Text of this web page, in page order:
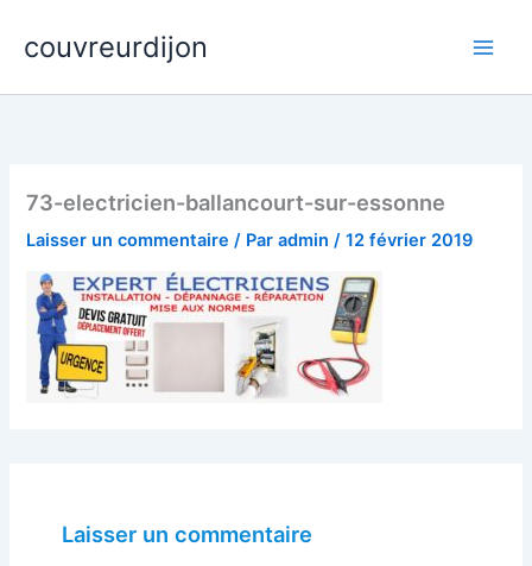
couvreurdijon
73-electricien-ballancourt-sur-essonne
Laisser un commentaire / Paradmin/12 février 2019
Laisser un commentaire